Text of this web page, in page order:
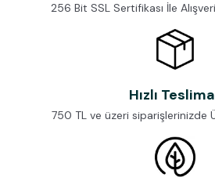
256 Bit SSL Sertifikası İle
Hızlı
750 TL ve üzeri siparişlerinizde